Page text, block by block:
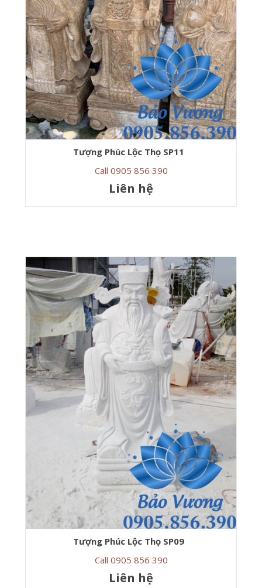
Tượng Phúc Lộc Thọ SP11
Call 0905 856 390
Liên hệ
Tượng Phúc Lộc Thọ SP09
Call 0905 856 390
Liên hệ